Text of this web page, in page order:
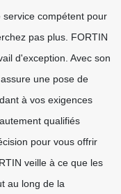
compétent pour
pas plus. FORTIN
d'exception. Avec son
une pose de
à vos exigences
qualifiés
pour vous offrir
veille à ce que les
au long de la